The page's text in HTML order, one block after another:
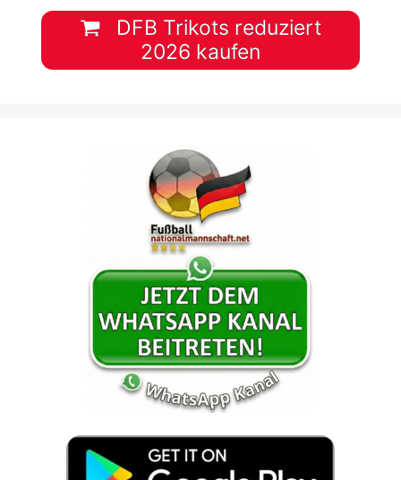
DFB Trikots reduziert
2026 kaufen